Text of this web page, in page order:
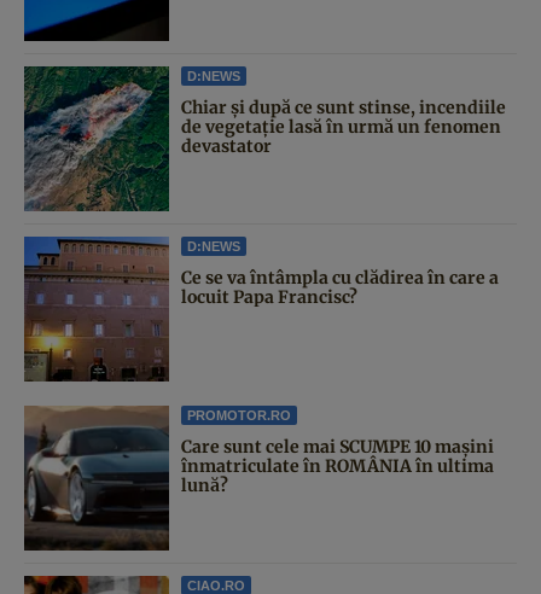
D:NEWS
Chiar și după ce sunt stinse, incendiile
de vegetație lasă în urmă un fenomen
devastator
D:NEWS
Ce se va întâmpla cu clădirea în care a
locuit Papa Francisc?
PROMOTOR.RO
Care sunt cele mai SCUMPE 10 mașini
înmatriculate în ROMÂNIA în ultima
lună?
CIAO.RO